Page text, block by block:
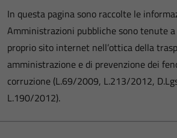
In questa pagina sono raccolte le
Amministrazioni pubbliche sono tenute
proprio sito internet nell’ottica della
amministrazione e di prevenzione dei
corruzione (L.69/2009, L.213/2012,
L.190/2012).